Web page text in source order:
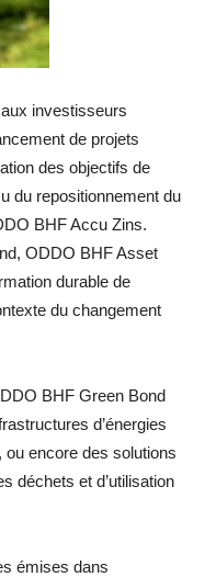
investisseurs
de projets
des objectifs de
du repositionnement du
BHF Accu Zins.
ODDO BHF Asset
durable de
du changement
BHF Green Bond
d’énergies
ou encore des solutions
déchets et d’utilisation
émises dans